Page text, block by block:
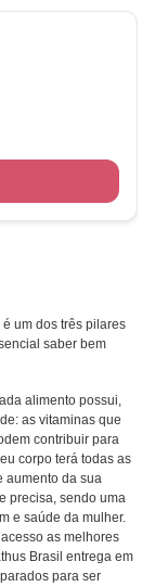
um dos três pilares
saber bem
alimento possui,
as vitaminas que
contribuir para
corpo terá todas as
aumento da sua
precisa, sendo uma
e saúde da mulher.
as melhores
Brasil entrega em
para ser